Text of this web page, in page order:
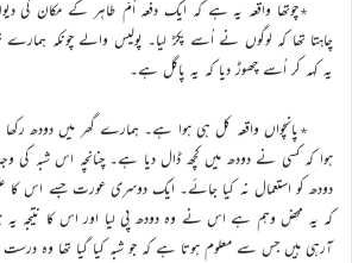
٭چوتھا واقعہ یہ ہے کہ ایک دفعہ اُمّ طاہر کے مکان کی
چاہتا تھا کہ لوگوں نے اُسے پکڑ لیا۔ پولیس والے چونکہ
یہ کہہ کر اُسے چھوڑ دیا کہ یہ پاگل ہے۔
٭پانچواں واقعہ کل ہی ہوا ہے۔ ہمارے گھر میں دودھ رکھا
ہوا کہ کسی نے دودھ میں کچھ ڈال دیا ہے۔ چنانچہ اس شبہ کی
دودھ کو استعمال نہ کیا جائے۔ ایک دوسری عورت جسے اس کا
کہ یہ محض وہم ہے اس نے وہ دودھ پی لیا اور اس کا نتیجہ یہ
آرہی ہیں جس سے معلوم ہوتا ہے کہ جو شبہ کیا گیا تھا وہ درست